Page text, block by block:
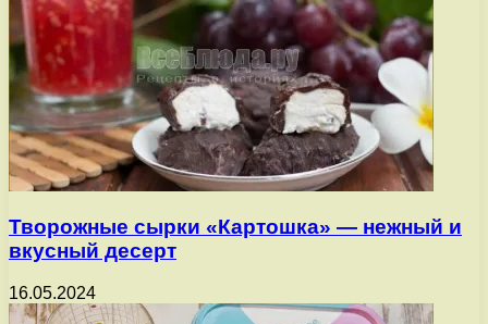
Творожные сырки «Картошка» — нежный и
вкусный десерт
16.05.2024